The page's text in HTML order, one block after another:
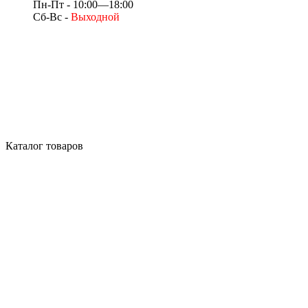
Пн-Пт - 10:00—18:00
Сб-Вс - Выходной
Каталог товаров